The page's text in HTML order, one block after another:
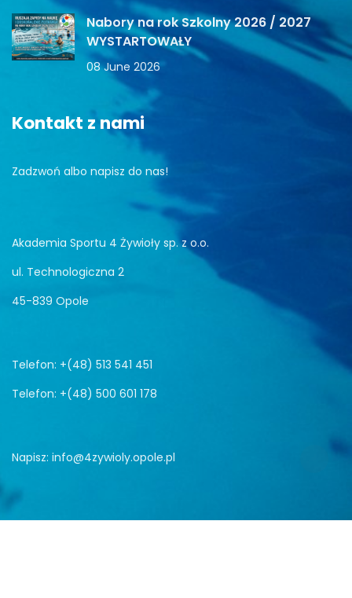
Nabory na rok Szkolny 2026 / 2027
WYSTARTOWAŁY
08 June 2026
Kontakt z nami
Zadzwoń albo napisz do nas!
Akademia Sportu 4 Żywioły sp. z o.o.
ul. Technologiczna 2
45-839 Opole
Telefon: +(48) 513 541 451
Telefon: +(48) 500 601 178
Napisz: info@4zywioly.opole.pl